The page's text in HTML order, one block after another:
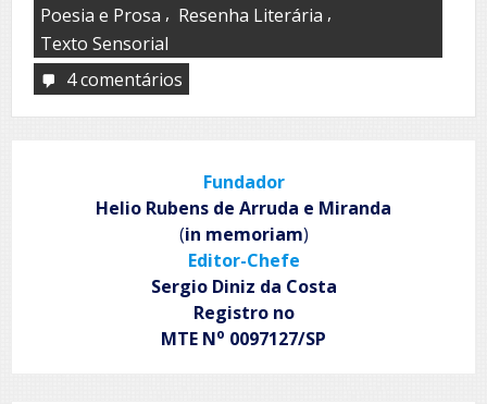
Poesia e Prosa , Resenha Literária ,
Texto Sensorial
4 comentários
amor
sombras
Fundador
Helio Rubens de Arruda e Miranda
(in memoriam)
Editor-Chefe
Sergio Diniz da Costa
Registro no
MTE No 0097127/SP